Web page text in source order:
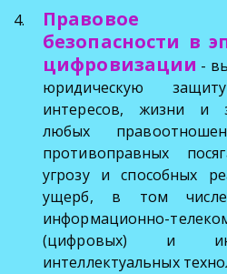
Правовое
безопасности в
цифровизации -
юридическую
интересов, жизни и
любых
противоправных
угрозу и способных
ущерб, в том числе
информационно-
(цифровых) и
интеллектуальных